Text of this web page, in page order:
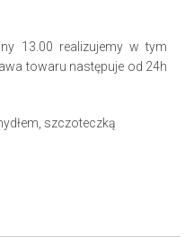
13.00 realizujemy w tym
towaru następuje od 24h
szczoteczką